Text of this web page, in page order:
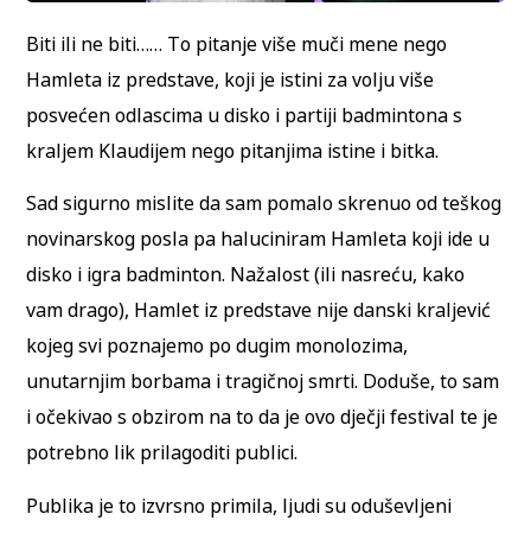
Biti ili ne biti…… To pitanje više muči mene nego
Hamleta iz predstave, koji je istini za volju više
posvećen odlascima u disko i partiji badmintona s
kraljem Klaudijem nego pitanjima istine i bitka.
Sad sigurno mislite da sam pomalo skrenuo od teškog
novinarskog posla pa haluciniram Hamleta koji ide u
disko i igra badminton. Nažalost (ili nasreću, kako
vam drago), Hamlet iz predstave nije danski kraljević
kojeg svi poznajemo po dugim monolozima,
unutarnjim borbama i tragičnoj smrti. Doduše, to sam
i očekivao s obzirom na to da je ovo dječji festival te je
potrebno lik prilagoditi publici.
Publika je to izvrsno primila, ljudi su oduševljeni